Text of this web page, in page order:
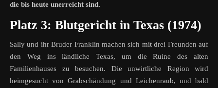
die bis heute unerreicht sind.
Platz 3: Blutgericht in Texas (1974)
Sally und ihr Bruder Franklin machen sich mit drei Freunden auf
den Weg ins ländliche Texas, um die Ruine des alten
Familienhauses zu besuchen. Die unwirtliche Region wird
heimgesucht von Grabschändung und Leichenraub, und bald